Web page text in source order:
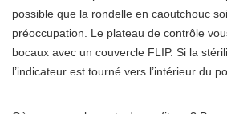
possible que la rondelle en caoutchouc
préoccupation. Le plateau de contrôle
bocaux avec un couvercle FLIP. Si la
l’indicateur est tourné vers l’intérieur du